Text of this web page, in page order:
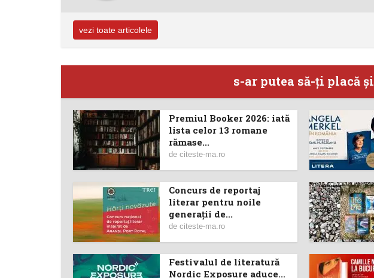
vezi toate articolele
s-ar putea să-ţi placă şi
Premiul Booker 2026: iată
lista celor 13 romane
rămase...
de citeste-ma.ro
Concurs de reportaj
literar pentru noile
generații de...
de citeste-ma.ro
Festivalul de literatură
Nordic Exposure aduce...